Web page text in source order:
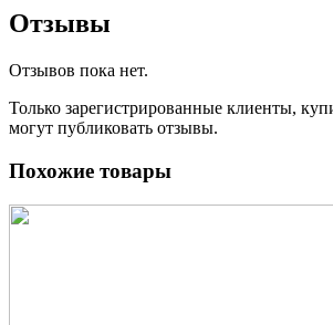
Отзывы
Отзывов пока нет.
Только зарегистрированные клиенты,
могут публиковать отзывы.
Похожие товары